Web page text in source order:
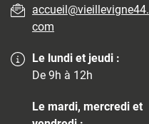
accueil@vieillevigne44.
com
Le lundi et jeudi :
De 9h à 12h
Le mardi, mercredi et